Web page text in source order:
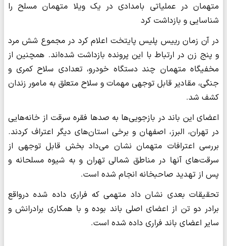
متهمان در عملیاتی بامدادی در یک ویلا متهمان مسلح را
شناسایی و بازداشت کرد
در آن زمان رییس پلیس پایتخت اعلام کرد در مجموع شش مرد
و پنج زن در ارتباط با این پرونده بازداشت شده‌اند. همچنین از
مخفیگاه متهمان چند دستگاه خودرو، تعدادی سلاح کمری و
جنگی، مقادیر قابل توجهی مهمات و سلاح متعلق به مامور زندان
کشف شد.
اعضای این باند در بازجویی‌ها به صدها فقره سرقت از خانه‌هایی
در تهران، البرز، اصفهان و برخی استان‌های دیگر اعتراف کردند.
بررسی‌ اعترافات متهمان نشان می‌داد بخش قابل توجهی از
سرقت‌های آنها در مناطق شمالی تهران و به شیوه مسلحانه و
پس از تهدید صاحبخانه انجام شده است.
تحقیقات بعدی نشان داد متهمی که فراری داده شده درواقع
برادر دو تن از اعضای اصلی باند بوده و با همکاری برادرانش و
سایر اعضای باند فراری داده شده است.